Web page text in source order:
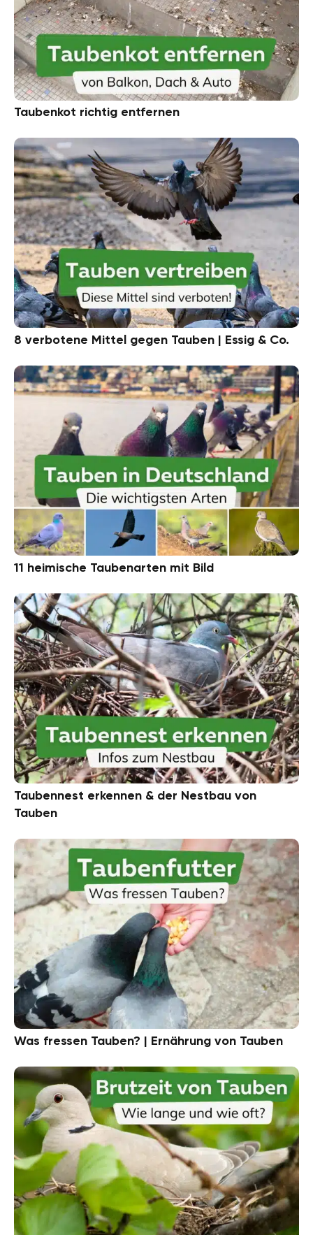
Taubenkot richtig entfernen
8 verbotene Mittel gegen Tauben | Essig & Co.
11 heimische Taubenarten mit Bild
Taubennest erkennen & der Nestbau von
Tauben
Was fressen Tauben? | Ernährung von Tauben